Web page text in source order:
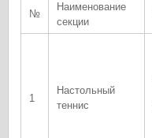
№
Наименование
секции
1
Настольный
теннис